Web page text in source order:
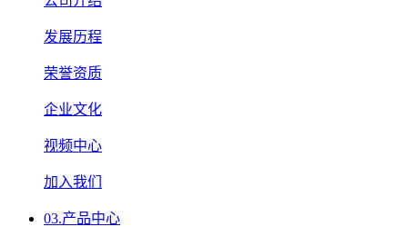
发展历程
荣誉资质
企业文化
视频中心
加入我们
03.产品中心